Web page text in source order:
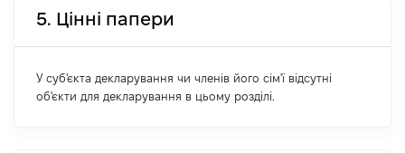
5. Цінні папери
У суб'єкта декларування чи членів його сім'ї відсутні
об'єкти для декларування в цьому розділі.